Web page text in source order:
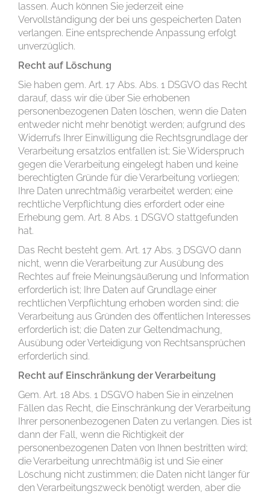
lassen. Auch können Sie jederzeit eine
Vervollständigung der bei uns gespeicherten Daten
verlangen. Eine entsprechende Anpassung erfolgt
unverzüglich.
Recht auf Löschung
Sie haben gem. Art. 17 Abs. Abs. 1 DSGVO das Recht
darauf, dass wir die über Sie erhobenen
personenbezogenen Daten löschen, wenn die Daten
entweder nicht mehr benötigt werden; aufgrund des
Widerrufs Ihrer Einwilligung die Rechtsgrundlage der
Verarbeitung ersatzlos entfallen ist; Sie Widerspruch
gegen die Verarbeitung eingelegt haben und keine
berechtigten Gründe für die Verarbeitung vorliegen;
Ihre Daten unrechtmäßig verarbeitet werden; eine
rechtliche Verpflichtung dies erfordert oder eine
Erhebung gem. Art. 8 Abs. 1 DSGVO stattgefunden
hat.
Das Recht besteht gem. Art. 17 Abs. 3 DSGVO dann
nicht, wenn die Verarbeitung zur Ausübung des
Rechtes auf freie Meinungsäußerung und Information
erforderlich ist; Ihre Daten auf Grundlage einer
rechtlichen Verpflichtung erhoben worden sind; die
Verarbeitung aus Gründen des öffentlichen Interesses
erforderlich ist; die Daten zur Geltendmachung,
Ausübung oder Verteidigung von Rechtsansprüchen
erforderlich sind.
Recht auf Einschränkung der Verarbeitung
Gem. Art. 18 Abs. 1 DSGVO haben Sie in einzelnen
Fällen das Recht, die Einschränkung der Verarbeitung
Ihrer personenbezogenen Daten zu verlangen. Dies ist
dann der Fall, wenn die Richtigkeit der
personenbezogenen Daten von Ihnen bestritten wird;
die Verarbeitung unrechtmäßig ist und Sie einer
Löschung nicht zustimmen; die Daten nicht länger für
den Verarbeitungszweck benötigt werden, aber die